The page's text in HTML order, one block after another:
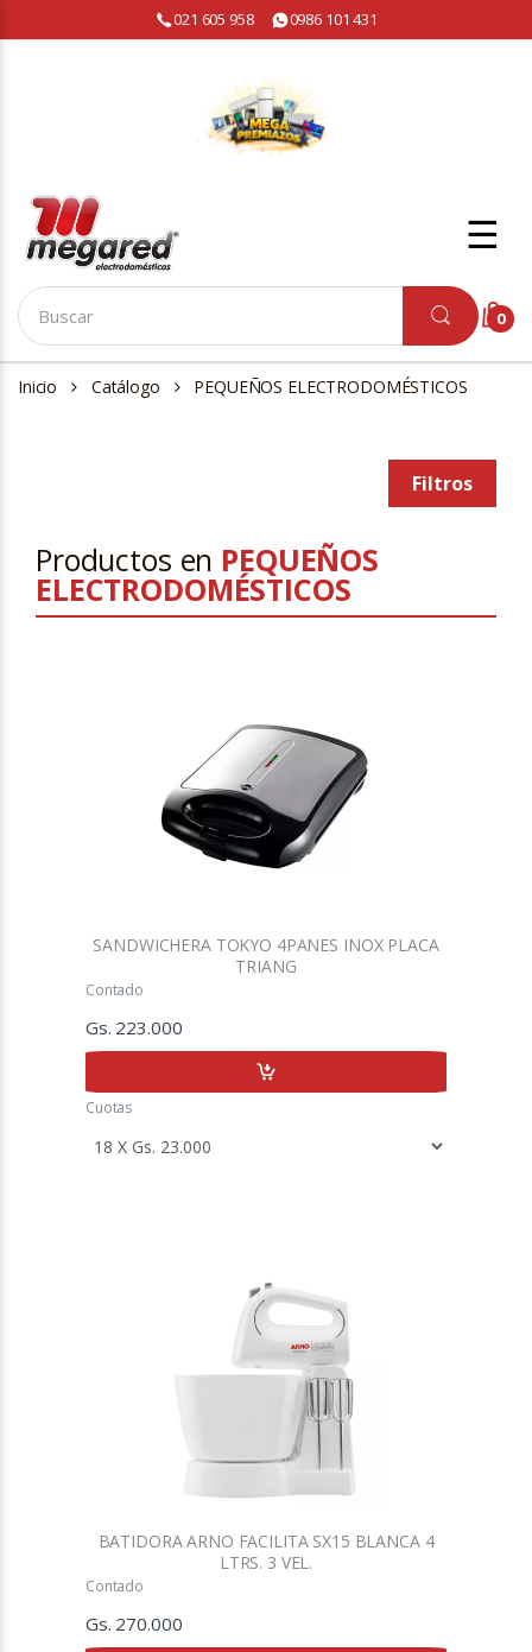
021 605 958 0986 101 431
☰
0
Inicio Catálogo PEQUEÑOS ELECTRODOMÉSTICOS
Filtros
Productos en PEQUEÑOS
ELECTRODOMÉSTICOS
SANDWICHERA TOKYO 4PANES INOX PLACA
TRIANG
Contado
Gs. 223.000
Cuotas
BATIDORA ARNO FACILITA SX15 BLANCA 4
LTRS. 3 VEL.
Contado
Gs. 270.000